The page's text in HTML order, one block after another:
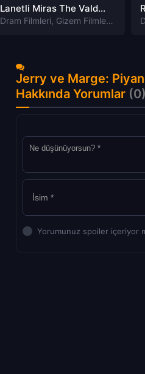
Lanetli Miras The Valdemar Legacy izle
Dram Filmleri, Gizem Filmleri , Korku
Jerry ve Marge:
Hakkında Yorumlar (0)
Yorumunuz spoiler içeriyor